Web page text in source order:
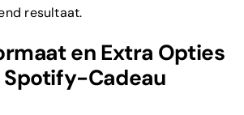
resultaat.
en Extra Opties
Spotify-Cadeau